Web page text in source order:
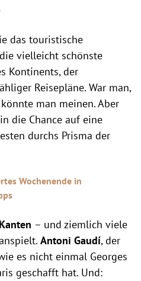
das touristische
vielleicht schönste
Kontinents, der
Reisepläne. War man,
man meinen. Aber
die Chance auf eine
durchs Prisma der
Wochenende in
Kanten – und ziemlich viele
Antoni Gaudí, der
es nicht einmal Georges
geschafft hat. Und: